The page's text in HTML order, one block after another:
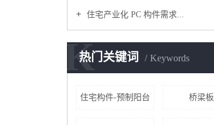
住宅产业化 PC 构件需求...
热门关键词 Keywords
K
住宅构件-预制阳台 桥梁板